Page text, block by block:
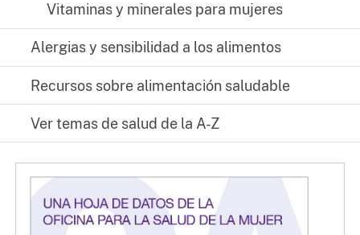
Vitaminas y minerales para mujeres
Alergias y sensibilidad a los alimentos
Recursos sobre alimentación saludable
Ver temas de salud de la A-Z